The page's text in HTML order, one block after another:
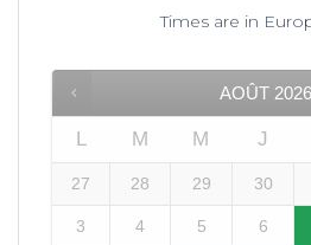
Times are in
AOÛT 2026
L M M J
27 28 29 30
3 4 5 6